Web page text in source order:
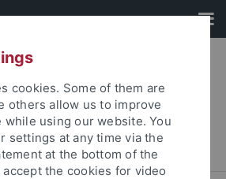
cookies. Some of them are
others allow us to improve
using our website. You
settings at any time via the
at the bottom of the
accept the cookies for video